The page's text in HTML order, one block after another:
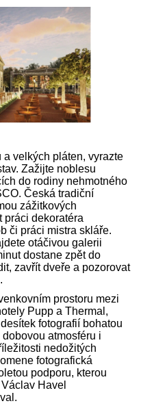
velkých pláten, vyrazte
Zažijte noblesu
do rodiny nehmotného
Česká tradiční
zážitkových
práci dekoratéra
či práci mistra skláře.
otáčivou galerii
dostane zpět do
zavřít dveře a pozorovat
prostoru mezi
Pupp a Thermal,
fotografií bohatou
atmosféru i
nedožitých
fotografická
podporu, kterou
Havel